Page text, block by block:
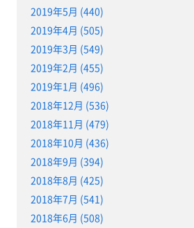
2019年5月 (440)
2019年4月 (505)
2019年3月 (549)
2019年2月 (455)
2019年1月 (496)
2018年12月 (536)
2018年11月 (479)
2018年10月 (436)
2018年9月 (394)
2018年8月 (425)
2018年7月 (541)
2018年6月 (508)